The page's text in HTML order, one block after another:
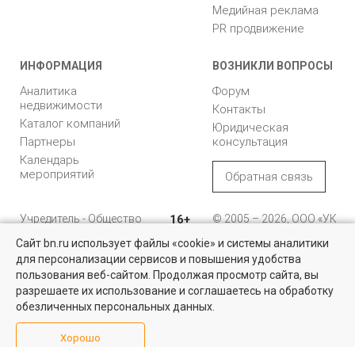
Медийная реклама
PR продвижение
ИНФОРМАЦИЯ
Аналитика
недвижимости
Каталог компаний
Партнеры
Календарь
мероприятий
ВОЗНИКЛИ ВОПРОСЫ
Форум
Контакты
Юридическая
консультация
Обратная связь
Учредитель - Общество
ответственностью
"Управляющая
компания "Бюллетень
недвижимости"
16+
© 2005 – 2026, ООО «УК
196105, Санкт-
Петербург, пр. Юрия
Гагарина, 1
8 (812) 331-93-56
reklama@bn.ru
Сайт bn.ru использует файлы «cookie» и системы аналитики
для персонализации сервисов и повышения удобства
пользования веб-сайтом. Продолжая просмотр сайта, вы
разрешаете их использование и соглашаетесь на обработку
обезличенных персональных данных.
Хорошо